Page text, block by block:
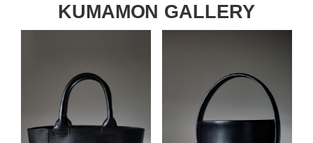
KUMAMON GALLERY